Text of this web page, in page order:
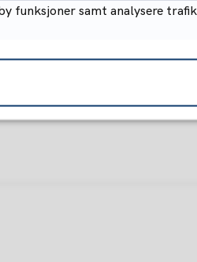
samt analysere